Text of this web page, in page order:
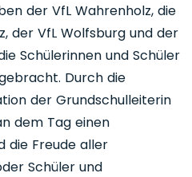
der VfL Wahrenholz, die
der VfL Wolfsburg und der
Schülerinnen und Schüler
Durch die
der Grundschulleiterin
dem Tag einen
die Freude aller
Schüler und